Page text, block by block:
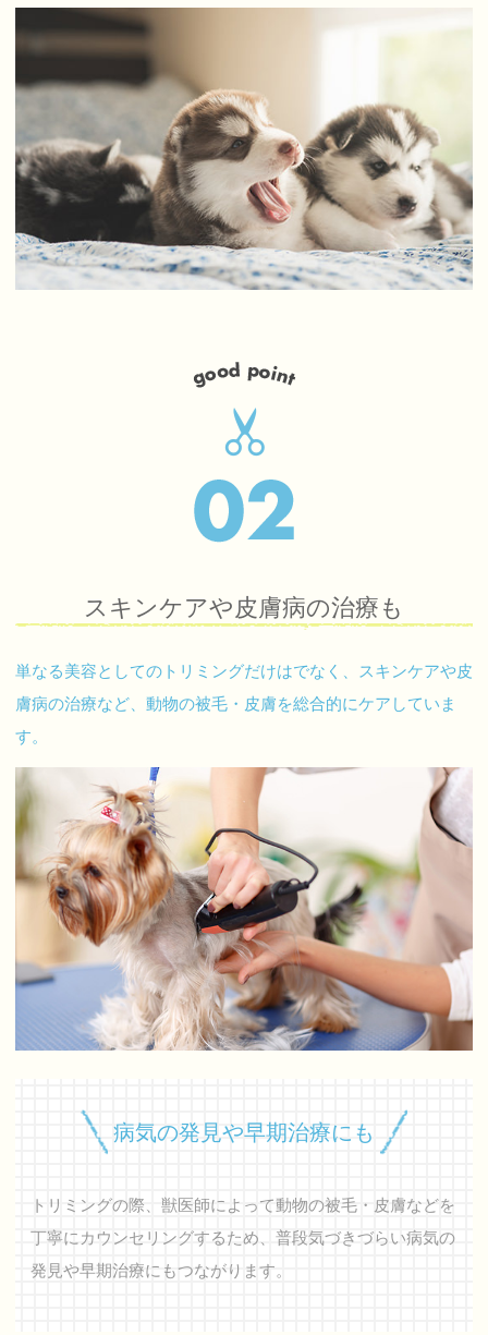
スキンケアや皮膚病の治療も
単なる美容としてのトリミングだけはでなく、スキンケアや皮
膚病の治療など、動物の被毛・皮膚を総合的にケアしていま
す。
病気の発見や早期治療にも
トリミングの際、獣医師によって動物の被毛・皮膚などを
丁寧にカウンセリングするため、普段気づきづらい病気の
発見や早期治療にもつながります。